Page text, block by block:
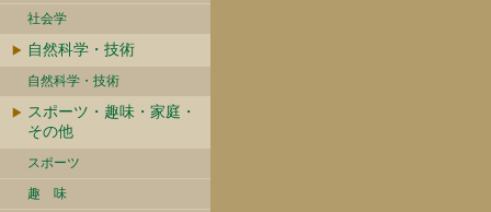
社会学
自然科学・技術
自然科学・技術
スポーツ・趣味・家庭・
その他
スポーツ
趣 味